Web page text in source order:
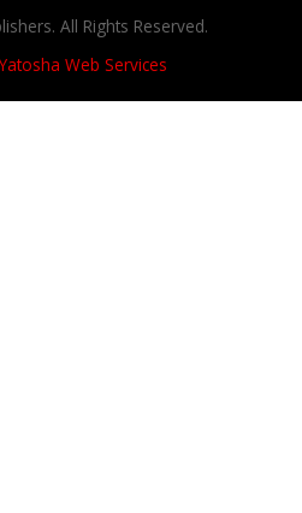
All Rights Reserved.
Web Services